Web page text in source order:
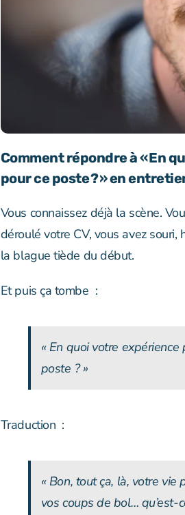
Comment répondre à « En
pour ce poste ? » en
Vous connaissez déjà la scène.
déroulé votre CV, vous avez
la blague tiède du début.
Et puis ça tombe :
« En quoi votre
poste ? »
Traduction :
« Bon, tout ça, là, votre
vos coups de bol… qu’est-